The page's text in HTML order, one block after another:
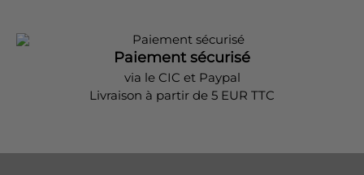
Paiement sécurisé
via le CIC et Paypal
Livraison à partir de 5 EUR TTC